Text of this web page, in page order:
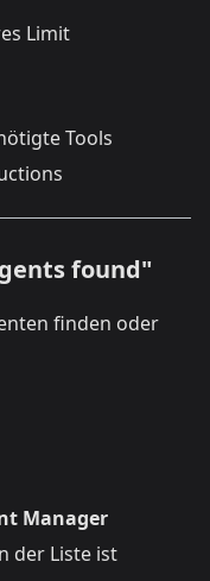
Limit
Tools
found"
finden oder
Manager
der Liste ist